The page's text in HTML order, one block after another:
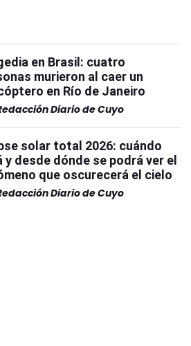
en Brasil: cuatro
murieron al caer un
en Río de Janeiro
Diario de Cuyo
solar total 2026: cuándo
y desde dónde se podrá ver el
que oscurecerá el cielo
Diario de Cuyo